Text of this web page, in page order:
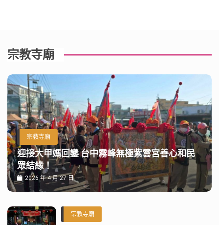
宗教寺廟
宗教寺廟
迎接大甲媽回鑾 台中霧峰無極紫雲宮善心和民
眾結緣！
2026 年 4 月 27 日
宗教寺廟